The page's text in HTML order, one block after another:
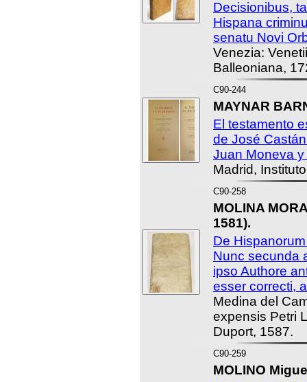
Decisionibus,
Hispana
senatu Novi
Venezia:
Balleoniana,
C90-244
MAYNAR
El testamento
de José
Juan Moneva
Madrid,
C90-258
MOLINA
1581).
De
Nunc secunda
ipso Authore
esser correcti,
Medina del
expensis Petri
Duport, 1587.
C90-259
MOLINO